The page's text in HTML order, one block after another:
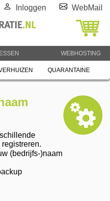
Inloggen WebMail
WEBHOSTING
QUARANTAINE
(bedrijfs-)naam